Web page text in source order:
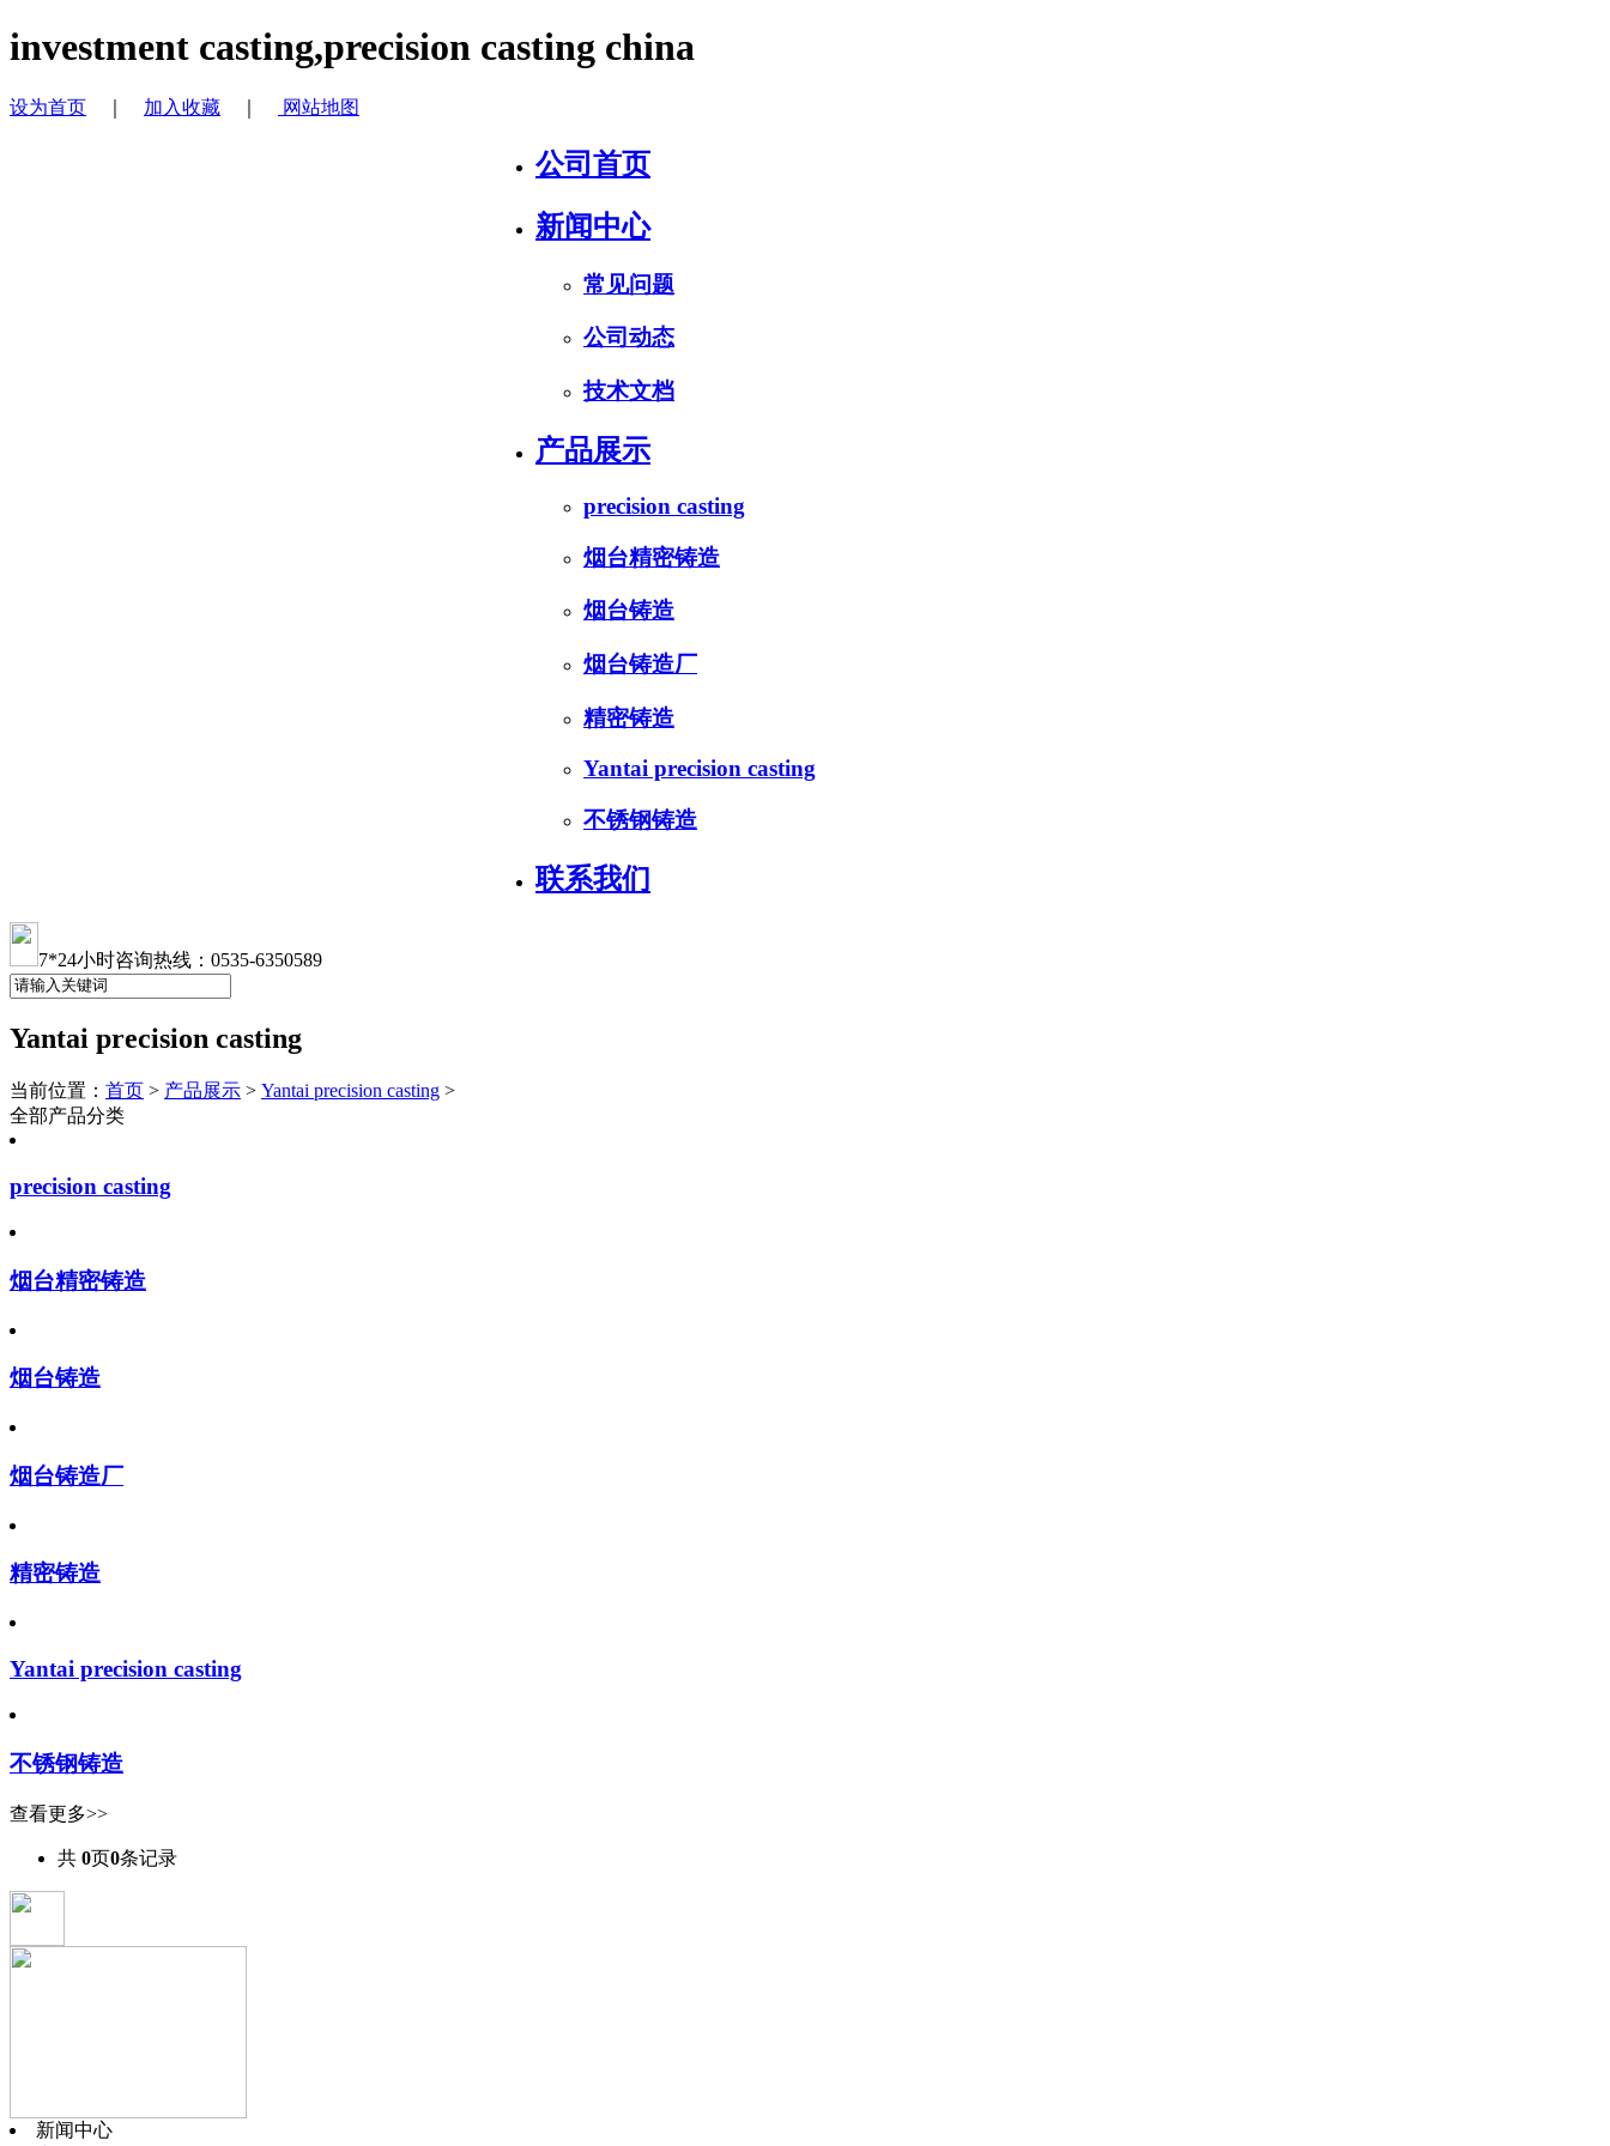
investment casting,precision casting china
设为首页 加入收藏 网站地图
公司首页
新闻中心
常见问题
公司动态
技术文档
产品展示
precision casting
烟台精密铸造
烟台铸造
烟台铸造厂
精密铸造
Yantai precision casting
不锈钢铸造
联系我们
7*24小时咨询热线：0535-6350589
Yantai precision casting
当前位置： 首页 > 产品展示 > Yantai precision casting >
全部产品分类
precision casting
烟台精密铸造
烟台铸造
烟台铸造厂
精密铸造
Yantai precision casting
不锈钢铸造
查看更多>>
共 0页0条记录
新闻中心